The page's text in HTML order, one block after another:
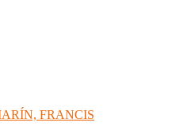
FRANCIS